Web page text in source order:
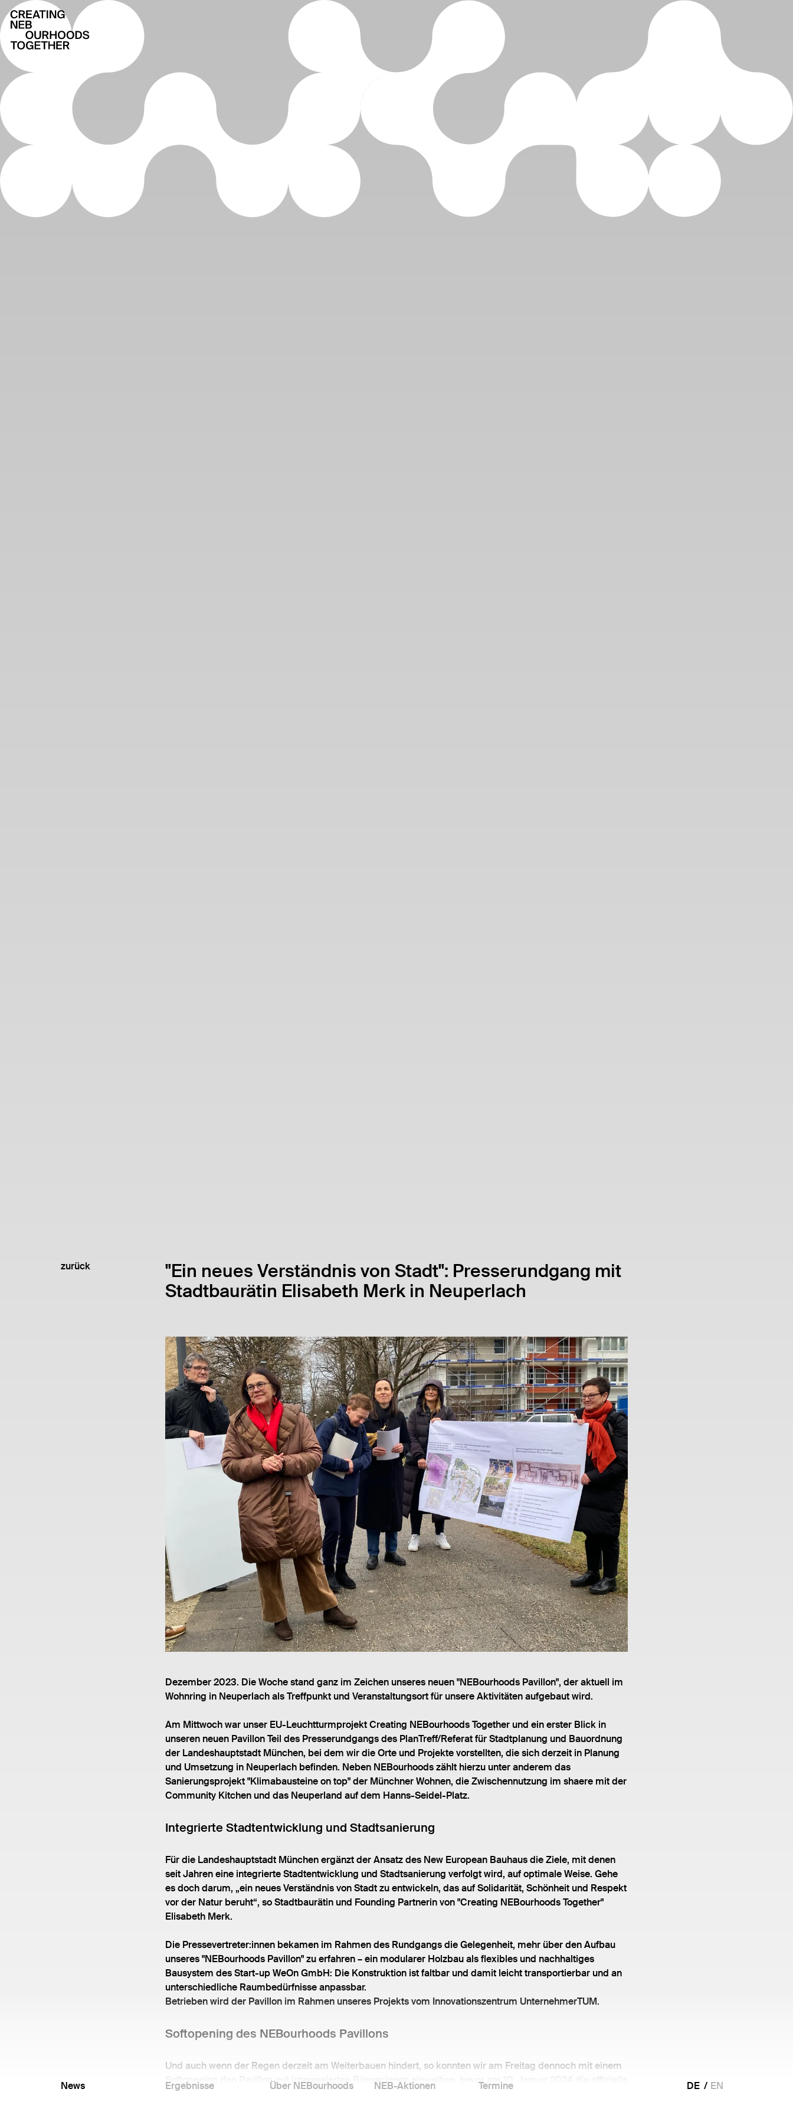
Creating NEBourhoods Together
News Ergebnisse Über NEBourhoods NEB-Aktionen Termine DE / EN
zurück
"Ein neues Verständnis von Stadt": Presserundgang mit
Stadtbaurätin Elisabeth Merk in Neuperlach
Dezember 2023. Die Woche stand ganz im Zeichen unseres neuen "NEBourhoods Pavillon", der aktuell im
Wohnring in Neuperlach als Treffpunkt und Veranstaltungsort für unsere Aktivitäten aufgebaut wird.
Am Mittwoch war unser EU-Leuchtturmprojekt Creating NEBourhoods Together und ein erster Blick in
unseren neuen Pavillon Teil des Presserundgangs des PlanTreff/Referat für Stadtplanung und Bauordnung
der Landeshauptstadt München, bei dem wir die Orte und Projekte vorstellten, die sich derzeit in Planung
und Umsetzung in Neuperlach befinden. Neben NEBourhoods zählt hierzu unter anderem das
Sanierungsprojekt "Klimabausteine on top" der Münchner Wohnen, die Zwischennutzung im shaere mit der
Community Kitchen und das Neuperland auf dem Hanns-Seidel-Platz.
Integrierte Stadtentwicklung und Stadtsanierung
Für die Landeshauptstadt München ergänzt der Ansatz des New European Bauhaus die Ziele, mit denen
seit Jahren eine integrierte Stadtentwicklung und Stadtsanierung verfolgt wird, auf optimale Weise. Gehe
es doch darum, „ein neues Verständnis von Stadt zu entwickeln, das auf Solidarität, Schönheit und Respekt
vor der Natur beruht“, so Stadtbaurätin und Founding Partnerin von "Creating NEBourhoods Together"
Elisabeth Merk.
Die Pressevertreter:innen bekamen im Rahmen des Rundgangs die Gelegenheit, mehr über den Aufbau
unseres "NEBourhoods Pavillon" zu erfahren – ein modularer Holzbau als flexibles und nachhaltiges
Bausystem des Start-up WeOn GmbH: Die Konstruktion ist faltbar und damit leicht transportierbar und an
unterschiedliche Raumbedürfnisse anpassbar.
Betrieben wird der Pavillon im Rahmen unseres Projekts vom Innovationszentrum UnternehmerTUM.
Softopening des NEBourhoods Pavillons
Und auch wenn der Regen derzeit am Weiterbauen hindert, so konnten wir am Freitag dennoch mit einem
Softopening den Pavillon mit interessierten Bürger:innen einweihen, bevor am 10. Januar 2024 die offizielle
Eröffnung folgt.